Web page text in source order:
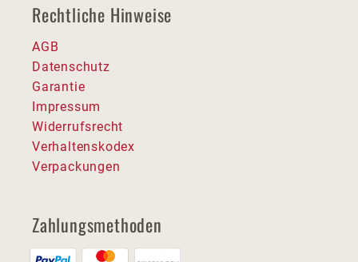
Rechtliche Hinweise
AGB
Datenschutz
Garantie
Impressum
Widerrufsrecht
Verhaltenskodex
Verpackungen
Zahlungsmethoden